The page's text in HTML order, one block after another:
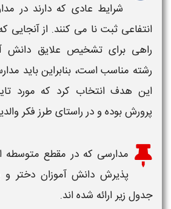
شرایط عادی که دارند در
انتفاعی ثبت نا می کنند. از
راهی برای تشخیص علایق دانش
رشته مناسب است، بنابراین باید
این هدف انتخاب کرد که مورد
پرورش بوده و در راستای طرز فکر
مدارسی که در مقطع متوسطه
پذیرش دانش آموزان دختر و
جدول زیر ارائه شده اند.